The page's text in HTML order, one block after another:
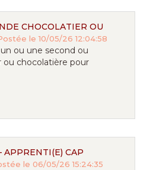
CHOCOLATIER OU
le 10/05/26 12:04:58
ou une second ou
ou chocolatière pour
APPRENTI(E) CAP
le 06/05/26 15:24:35